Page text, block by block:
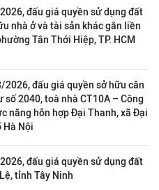
đấu giá quyền sử dụng đất
nhà ở và tài sản khác gắn liền
Tân Thới Hiệp, TP. HCM
2026, đấu giá quyền sở hữu căn
số 2040, toà nhà CT10A – Công
năng hỗn hợp Đại Thanh, xã Đại
Hà Nội
đấu giá quyền sử dụng đất
tỉnh Tây Ninh